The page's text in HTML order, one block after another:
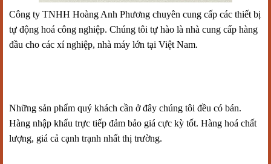
Công ty TNHH Hoàng Anh Phương chuyên cung cấp các thiết bị
tự động hoá công nghiệp. Chúng tôi tự hào là nhà cung cấp hàng
đầu cho các xí nghiệp, nhà máy lớn tại Việt Nam.
Những sản phẩm quý khách cần ở đây chúng tôi đều có bán.
Hàng nhập khẩu trực tiếp đảm bảo giá cực kỳ tốt. Hàng hoá chất
lượng, giá cả cạnh trạnh nhất thị trường.